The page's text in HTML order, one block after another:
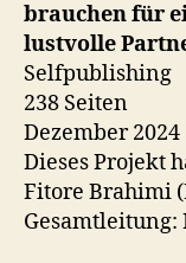
brauchen für
lustvolle
Selfpublishing
238 Seiten
Dezember 2024
Dieses Projekt
Fitore Brahimi